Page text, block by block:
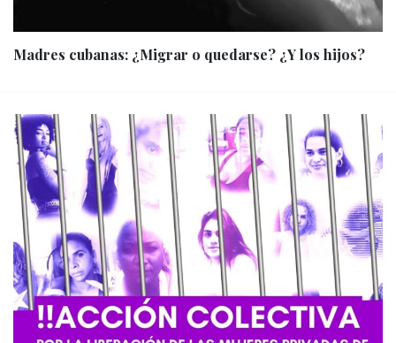
Madres cubanas: ¿Migrar o quedarse? ¿Y los hijos?